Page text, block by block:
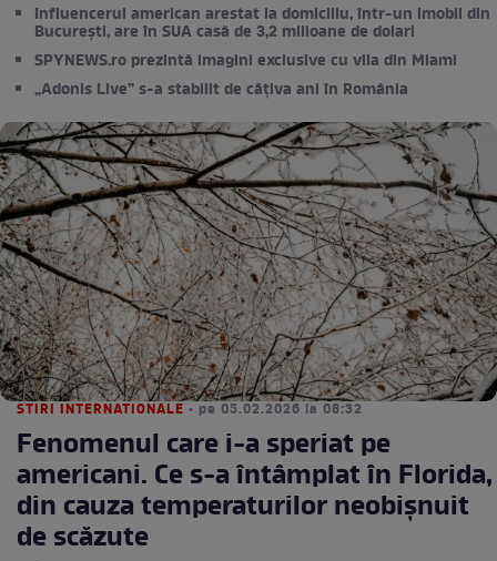
Influencerul american arestat la domiciliu, într-un imobil din
București, are în SUA casă de 3,2 milioane de dolari
SPYNEWS.ro prezintă imagini exclusive cu vila din Miami
„Adonis Live” s-a stabilit de câțiva ani în România
STIRI INTERNATIONALE • pe 05.02.2026 la 08:32
Fenomenul care i-a speriat pe
americani. Ce s-a întâmplat în Florida,
din cauza temperaturilor neobișnuit
de scăzute